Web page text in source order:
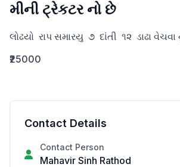
મીની ટ્રેકટર નો છે
લોઢયો  રાપ સમારયુ  ૭  દાંતી  ૧૨  ડાઢા
₹25000
Contact Details
Contact Person
Mahavir Sinh Rathod